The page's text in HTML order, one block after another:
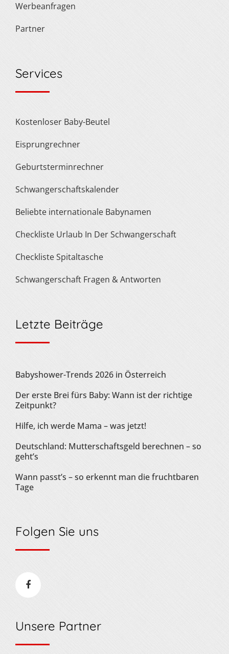
Werbeanfragen
Partner
Services
Kostenloser Baby-Beutel
Eisprungrechner
Geburtsterminrechner
Schwangerschaftskalender
Beliebte internationale Babynamen
Checkliste Urlaub In Der Schwangerschaft
Checkliste Spitaltasche
Schwangerschaft Fragen & Antworten
Letzte Beiträge
Babyshower-Trends 2026 in Österreich
Der erste Brei fürs Baby: Wann ist der richtige
Zeitpunkt?
Hilfe, ich werde Mama – was jetzt!
Deutschland: Mutterschaftsgeld berechnen – so
geht’s
Wann passt’s – so erkennt man die fruchtbaren
Tage
Folgen Sie uns
Unsere Partner